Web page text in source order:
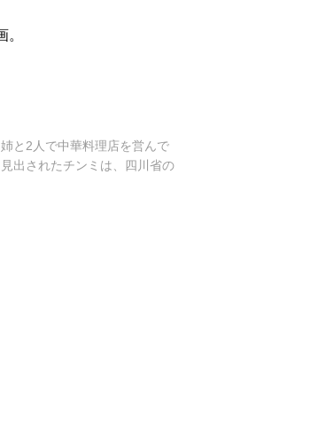
と2人で中華料理店を営んで
出されたチンミは、四川省の